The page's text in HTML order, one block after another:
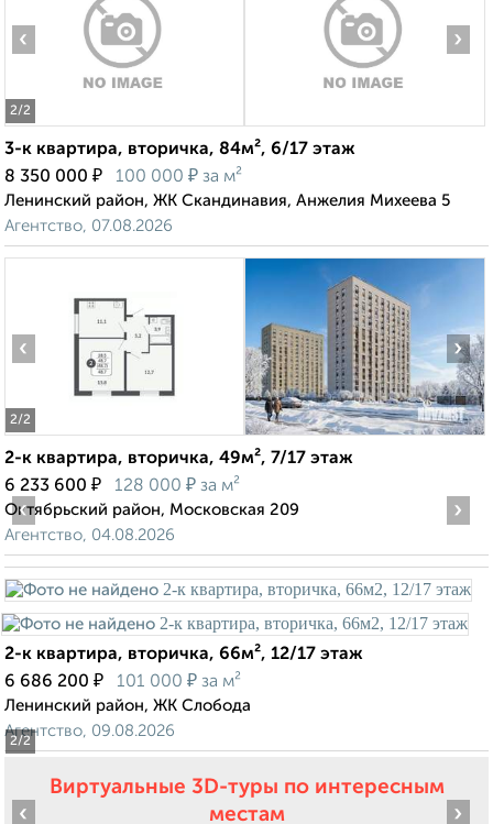
2/2
‹ ›
3-к квартира, вторичка, 84м², 6/17 этаж
8 350 000 ₽ 100 000 ₽ за м²
Ленинский район, ЖК Скандинавия, Анжелия Михеева 5
Агентство, 07.08.2026
2/2
‹ ›
2-к квартира, вторичка, 49м², 7/17 этаж
6 233 600 ₽ 128 000 ₽ за м²
Октябрьский район, Московская 209
Агентство, 04.08.2026
2/2
‹ ›
2-к квартира, вторичка, 66м², 12/17 этаж
6 686 200 ₽ 101 000 ₽ за м²
Ленинский район, ЖК Слобода
Агентство, 09.08.2026
Виртуальные 3D-туры по интересным
местам
‹ ›